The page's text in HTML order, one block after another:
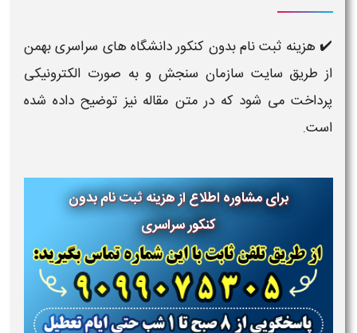
✔️ هزینه ثبت نام بدون کنکور دانشگاه های سراسری بهمن
از طریق سایت سازمان سنجش و به صورت الکترونیکی
پرداخت می شود که در متن مقاله نیز توضیح داده شده
است.
برای مشاوره اطلاع از هزینهثبت نام بدون
کنکور سراسری